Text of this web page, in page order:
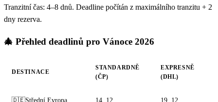
Tranzitní čas: 4–8 dnů. Deadline počítán z maximálního tranzitu + 2
dny rezerva.
🎄 Přehled deadlinů pro Vánoce 2026
DESTINACE
STANDARDNĚ
(ČP)
EXPRESNĚ
(DHL)
🇩🇪Střední Evropa 14. 12. 19. 12.